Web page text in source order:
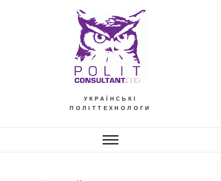
УКРАЇНСЬКІ
ПОЛІТТЕХНОЛОГИ